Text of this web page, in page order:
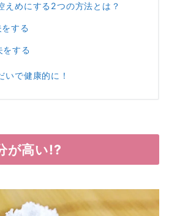
えめにする2つの方法とは？
する
する
いで健康的に！
が高い!?